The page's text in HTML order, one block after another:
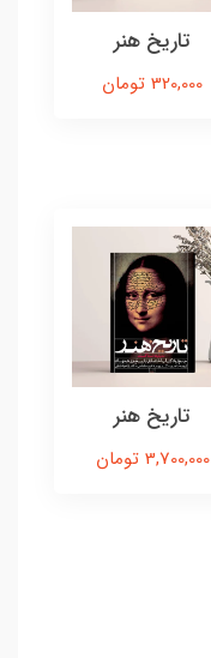
تاریخ هنر
320,000 تومان
تاریخ هنر
3,700,000 تومان